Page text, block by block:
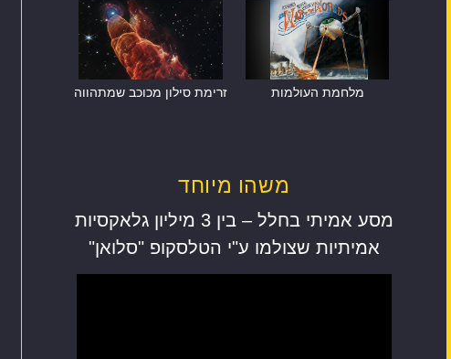
מלחמת העולמות זרימת סילון מכוכב שמתהווה
משהו מיוחד
מסע אמיתי בחלל – בין 3 מיליון גלאקסיות
אמיתיות שצולמו ע"י הטלסקופ "סלואן"